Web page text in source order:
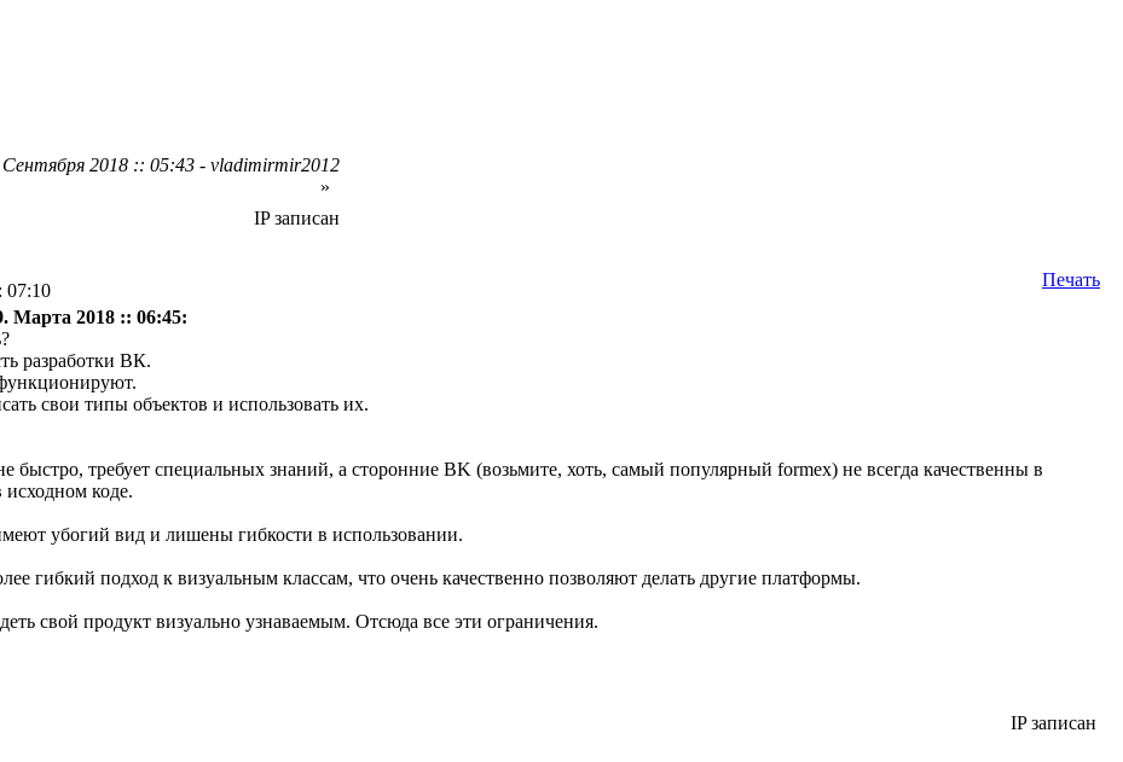
Сентября 2018 :: 05:43 - vladimirmir2012
»
IP записан
07:10
Печать
Марта 2018 :: 06:45:
разработки ВК.
свои типы объектов и использовать их.
быстро, требует специальных знаний, а сторонние BK (возьмите, хоть, самый популярный formex) не всегда качественны в
коде.
убогий вид и лишены гибкости в использовании.
гибкий подход к визуальным классам, что очень качественно позволяют делать другие платформы.
свой продукт визуально узнаваемым. Отсюда все эти ограничения.
IP записан